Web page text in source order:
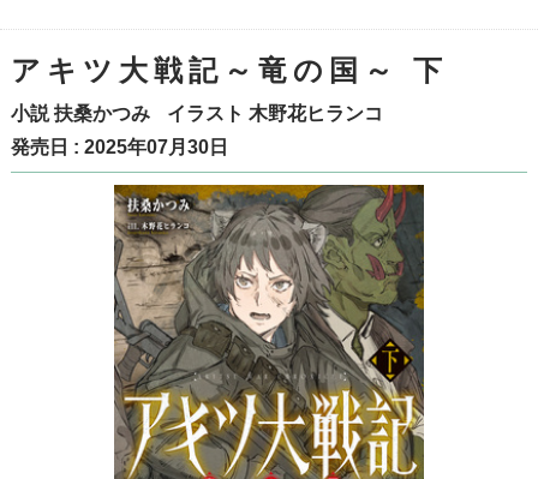
アキツ大戦記～竜の国～ 下
小説扶桑かつみ イラスト 木野花ヒランコ
発売日 : 2025年07月30日